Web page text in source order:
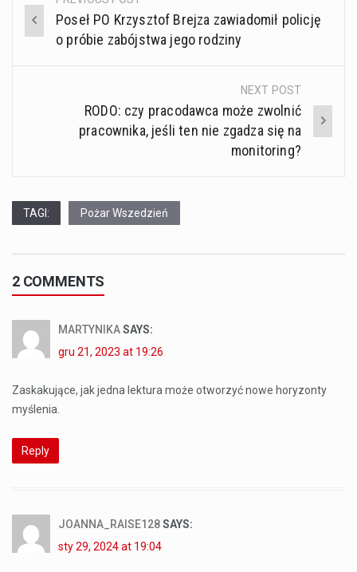
Post
navigation
Poseł PO Krzysztof Brejza zawiadomił policję
o próbie zabójstwa jego rodziny
NEXT POST
RODO: czy pracodawca może zwolnić
pracownika, jeśli ten nie zgadza się na
monitoring?
TAGI: Pożar Wszedzień
2 COMMENTS
MARTYNIKASAYS:
gru 21, 2023 at 19:26
Zaskakujące, jak jedna lektura może otworzyć nowe horyzonty
myślenia.
Reply
JOANNA_RAISE128SAYS:
sty 29, 2024 at 19:04